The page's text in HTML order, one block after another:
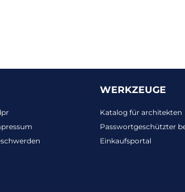
WERKZEUGE
Katalog für architekten
Passwortgeschützter
Einkaufsportal